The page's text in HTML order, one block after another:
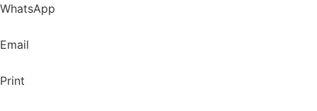
WhatsApp
Email
Print